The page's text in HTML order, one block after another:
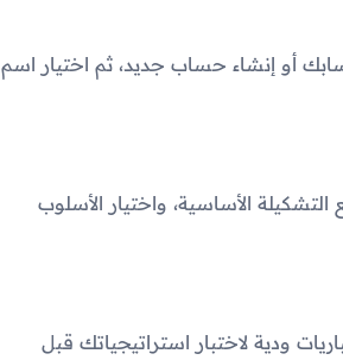
أو إنشاء حساب جديد، ثم اختيار اسم
الأساسية، واختيار الأسلوب
ودية لاختبار استراتيجياتك قبل